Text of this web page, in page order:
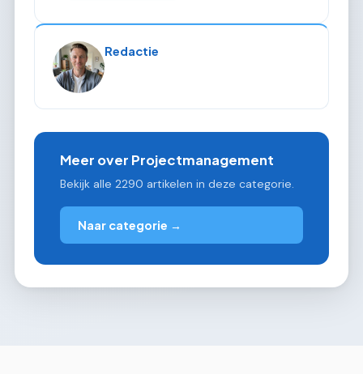
Redactie
Meer over Projectmanagement
Bekijk alle 2290 artikelen in deze categorie.
Naar categorie →